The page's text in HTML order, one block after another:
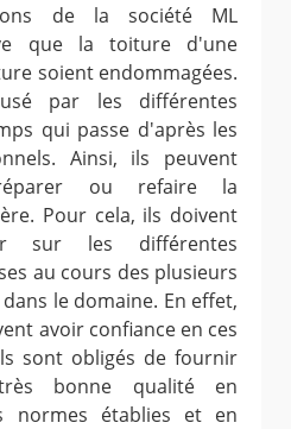
de la société ML
que la toiture d'une
soient endommagées.
par les différentes
qui passe d'après les
Ainsi, ils peuvent
ou refaire la
Pour cela, ils doivent
sur les différentes
au cours des plusieurs
le domaine. En effet,
avoir confiance en ces
sont obligés de fournir
bonne qualité en
normes établies et en